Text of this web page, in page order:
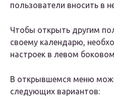
пользователи вносить в
Чтобы открыть другим
своему календарю,
настроек в левом
В открывшемся меню
следующих вариантов: